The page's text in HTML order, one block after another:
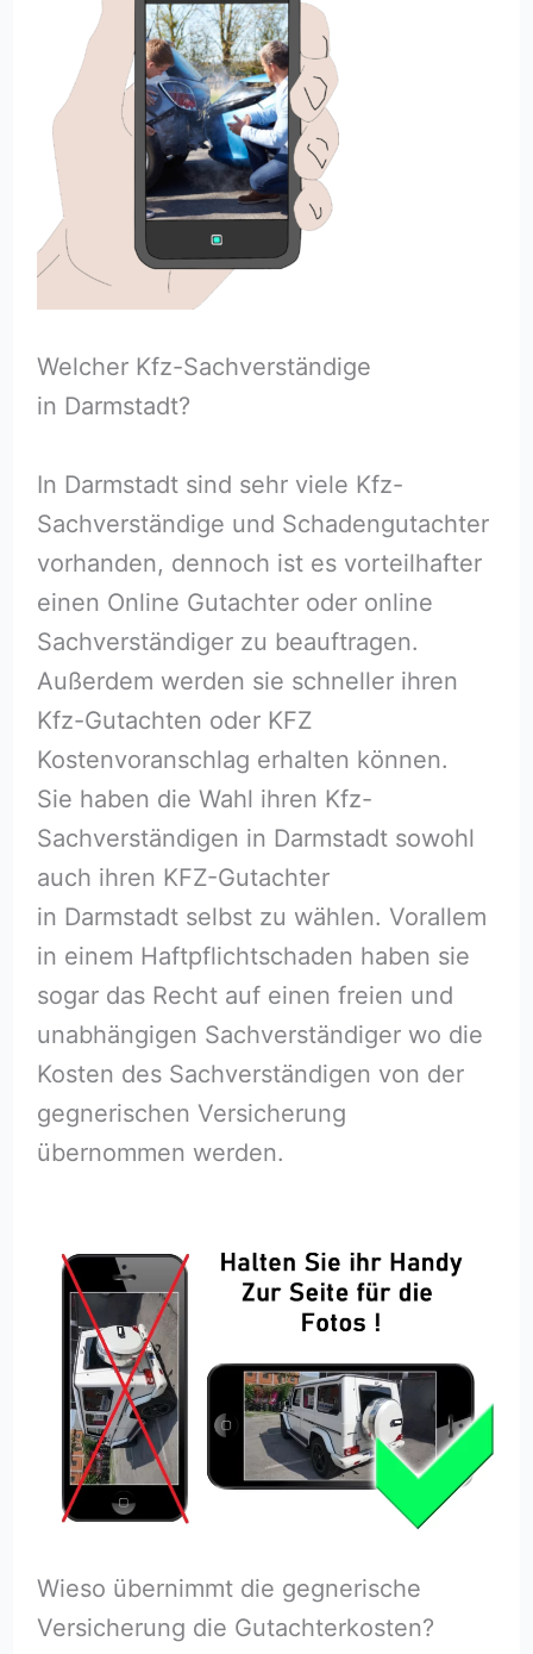
Welcher Kfz-Sachverständige
in Darmstadt?
In Darmstadt sind sehr viele Kfz-
Sachverständige und Schadengutachter
vorhanden, dennoch ist es vorteilhafter
einen Online Gutachter oder online
Sachverständiger zu beauftragen.
Außerdem werden sie schneller ihren
Kfz-Gutachten oder KFZ
Kostenvoranschlag erhalten können.
Sie haben die Wahl ihren Kfz-
Sachverständigen in Darmstadt sowohl
auch ihren KFZ-Gutachter
in Darmstadt selbst zu wählen. Vorallem
in einem Haftpflichtschaden haben sie
sogar das Recht auf einen freien und
unabhängigen Sachverständiger wo die
Kosten des Sachverständigen von der
gegnerischen Versicherung
übernommen werden.
Wieso übernimmt die gegnerische
Versicherung die Gutachterkosten?